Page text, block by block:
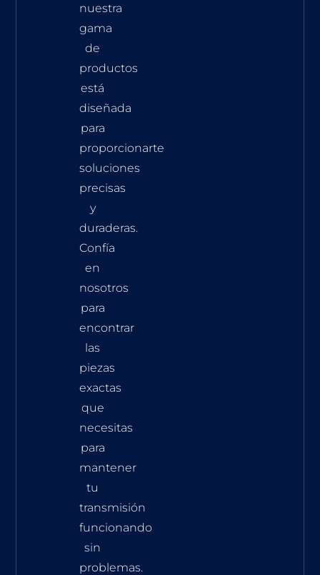
nuestra
gama
de
productos
está
diseñada
para
proporcionarte
soluciones
precisas
y
duraderas.
Confía
en
nosotros
para
encontrar
las
piezas
exactas
que
necesitas
para
mantener
tu
transmisión
funcionando
sin
problemas.